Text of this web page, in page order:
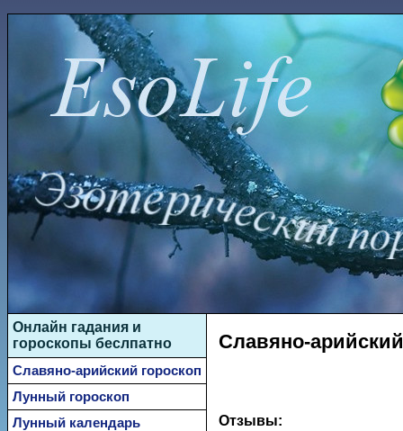
Славяно-
Отзывы:
Онлайн гадания и
гороскопы беслпатно
Славяно-арийский гороскоп
Лунный гороскоп
Лунный календарь